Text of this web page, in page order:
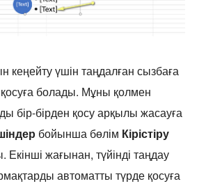
кеңейту үшін таңдалған сызбаға
қосуға болады. Мұны қолмен
бір-бірден қосу арқылы жасауға
бойынша бөлім Кірістіру
жағынан, түйінді таңдау
автоматты түрде қосуға